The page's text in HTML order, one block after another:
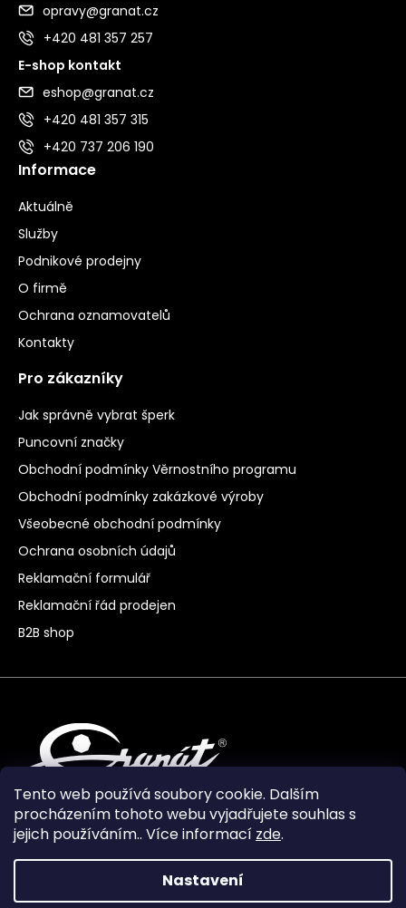
Tento web používá soubory cookie. Dalším
procházením tohoto webu vyjadřujete souhlas s
jejich používáním.. Více informací zde.
Nastavení
opravy@granat.cz
+420 481 357 257
E-shop kontakt
eshop@granat.cz
+420 481 357 315
+420 737 206 190
Informace
Aktuálně
Služby
Podnikové prodejny
O firmě
Ochrana oznamovatelů
Kontakty
Pro zákazníky
Jak správně vybrat šperk
Puncovní značky
Obchodní podmínky Věrnostního programu
Obchodní podmínky zakázkové výroby
Všeobecné obchodní podmínky
Ochrana osobních údajů
Reklamační formulář
Reklamační řád prodejen
B2B shop